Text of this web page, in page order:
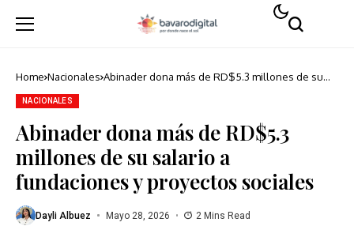
Home Nacionales Abinader dona más de RD$5.3 millones de su
NACIONALES
Abinader dona más de RD$5.3
millones de su salario a
fundaciones y proyectos sociales
Dayli Albuez Mayo 28, 2026 2 Mins Read